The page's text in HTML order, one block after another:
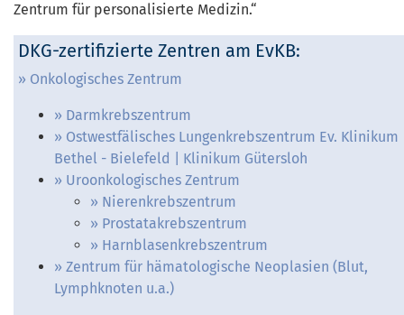
Zentrum für personalisierte Medizin.“
DKG-zertifizierte Zentren am EvKB:
Onkologisches Zentrum
Darmkrebszentrum
Ostwestfälisches Lungenkrebszentrum Ev. Klinikum
Bethel - Bielefeld | Klinikum Gütersloh
Uroonkologisches Zentrum
Nierenkrebszentrum
Prostatakrebszentrum
Harnblasenkrebszentrum
Zentrum für hämatologische Neoplasien (Blut,
Lymphknoten u.a.)